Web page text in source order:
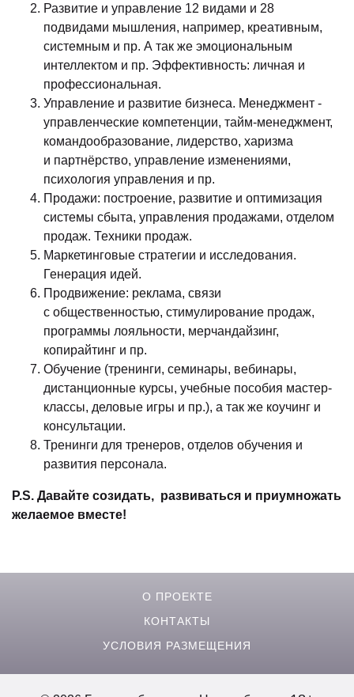
Развитие и управление 12 видами и 28
подвидами мышления, например, креативным,
системным и пр. А так же эмоциональным
интеллектом и пр. Эффективность: личная и
профессиональная.
Управление и развитие бизнеса. Менеджмент -
управленческие компетенции, тайм-менеджмент,
командообразование, лидерство, харизма
и партнёрство, управление изменениями,
психология управления и пр.
Продажи: построение, развитие и оптимизация
системы сбыта, управления продажами, отделом
продаж. Техники продаж.
Маркетинговые стратегии и исследования.
Генерация идей.
Продвижение: реклама, связи
с общественностью, стимулирование продаж,
программы лояльности, мерчандайзинг,
копирайтинг и пр.
Обучение (тренинги, семинары, вебинары,
дистанционные курсы, учебные пособия мастер-
классы, деловые игры и пр.), а так же коучинг и
консультации.
Тренинги для тренеров, отделов обучения и
развития персонала.
P.S. Давайте созидать, развиваться и приумножать
желаемое вместе!
О ПРОЕКТЕ
КОНТАКТЫ
УСЛОВИЯ РАЗМЕЩЕНИЯ